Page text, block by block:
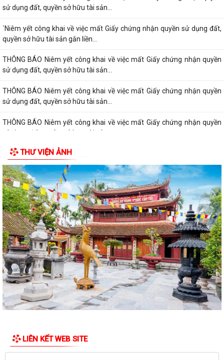
sử dụng đất, quyền sở hữu tài sản...
`Niêm yết công khai về việc mất Giấy chứng nhận quyền sử dụng đất,
quyền sở hữu tài sản gắn liền...
THÔNG BÁO Niêm yết công khai về việc mất Giấy chứng nhận quyền
sử dụng đất, quyền sở hữu tài sản...
THÔNG BÁO Niêm yết công khai về việc mất Giấy chứng nhận quyền
sử dụng đất, quyền sở hữu tài sản...
THÔNG BÁO Niêm yết công khai về việc mất Giấy chứng nhận quyền
sử dụng đất, quyền sở hữu tài sản...
Thông báo về việc làm lại giấy ủy quyền lĩnh trợ cấp cho các đối tượng
Bảo trợ xã hội và bổ sung...
Công văn số 2968/QLD-MP ngày 31/7/2026 của Cục quản lý Dược -
Bộ Y tế về việc đình chỉ lưu hành,...
Công văn v/v đình chỉ lưu hành, thu hồi và tiêu hủy mỹ phẩm vi phạm
Công văn v/v thực hiện liên thông dữ liệu khám sức khỏe định kỳ,
khám sàng lọc
Công văn số 186/KH- UBND Triển khai thực hiện Chương trình quốc gia
về an toàn trong sử dụng điện...
Quyết định số: 55 /2026/QĐ-UBND TP Quy định hệ số điều chỉnh mức
thu nhập đủ điều kiện để được mua,...
tiếp tục triển khai thực hiện công...
THƯ VIỆN ẢNH
LIÊN KẾT WEB SITE